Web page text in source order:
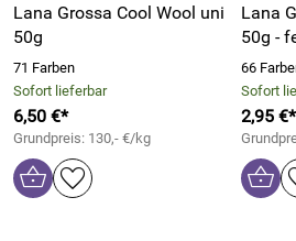
Babys und Kinder.
Lana Grossa Cool Wool uni
50g
71 Farben
Sofort lieferbar
6,50 €*
Grundpreis: 130,- €/kg
Lana
50g -
66
Sofort
2,95 €*